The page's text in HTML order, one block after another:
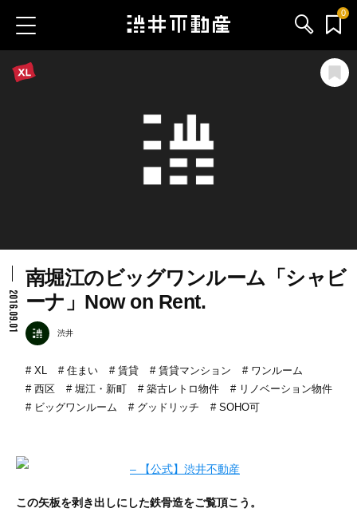
0
会社情報
2016.09.01
南堀江のビッグワンルーム「シャビ
ーナ」Now on Rent.
渋井
XL 住まい 賃貸 賃貸マンション
ワンルーム
西区
堀江・新町 築古レトロ物件
リノベーション物件
ビッグワンルーム
グッドリッチ SOHO可
この矢板を剥き出しにした鉄骨造をご覧頂こう。